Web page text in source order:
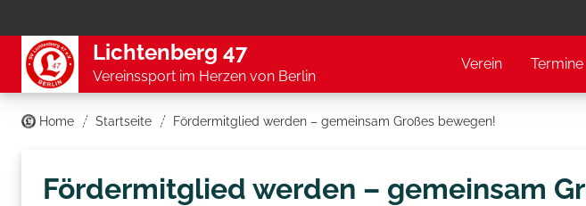
Lichtenberg 47
Vereinssport im Herzen von Berlin
Verein Termine
Home Startseite Fördermitglied werden – gemeinsam Großes bewegen!
Fördermitglied werden – gemeinsam